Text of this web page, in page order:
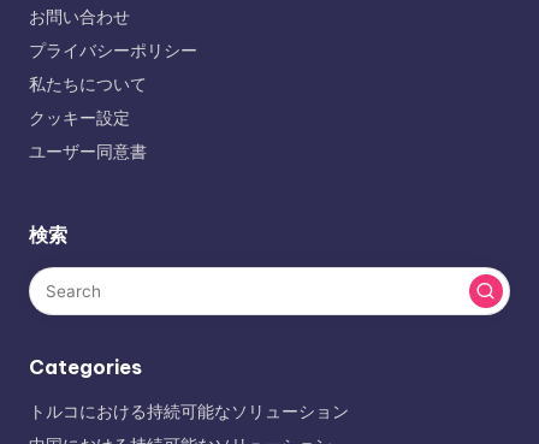
お問い合わせ
プライバシーポリシー
私たちについて
クッキー設定
ユーザー同意書
検索
Categories
トルコにおける持続可能なソリューション